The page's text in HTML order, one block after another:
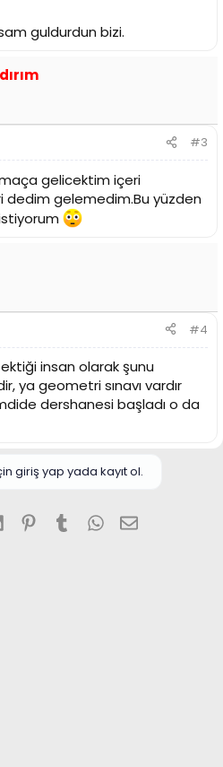
guldurdun bizi.
#3
gelicektim içeri
gelemedim.Bu yüzden
#4
insan olarak şunu
ya geometri sınavı vardır
dershanesi başladı o da
giriş yap yada kayıt ol.
LinkedInPinterest
TumblrWhatsApp
E-posta